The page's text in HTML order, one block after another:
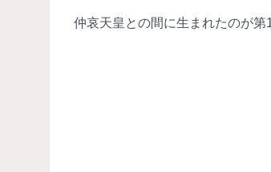
仲哀天皇との間に生まれたのが第